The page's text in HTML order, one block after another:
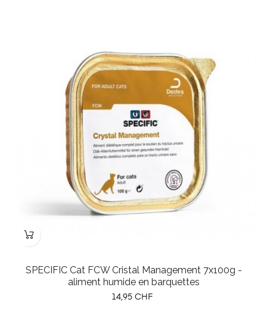
SPECIFIC Cat FCW Cristal Management 7x100g -
aliment humide en barquettes
Prix
14,95 CHF